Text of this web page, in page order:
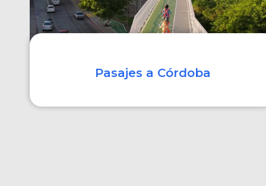
Pasajes a Córdoba